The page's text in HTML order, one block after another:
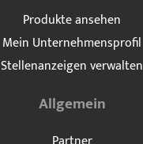
Produkte ansehen
Mein Unternehmensprofil
Stellenanzeigen verwalten
Allgemein